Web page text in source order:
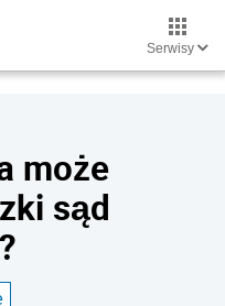
Serwisy
może
sąd